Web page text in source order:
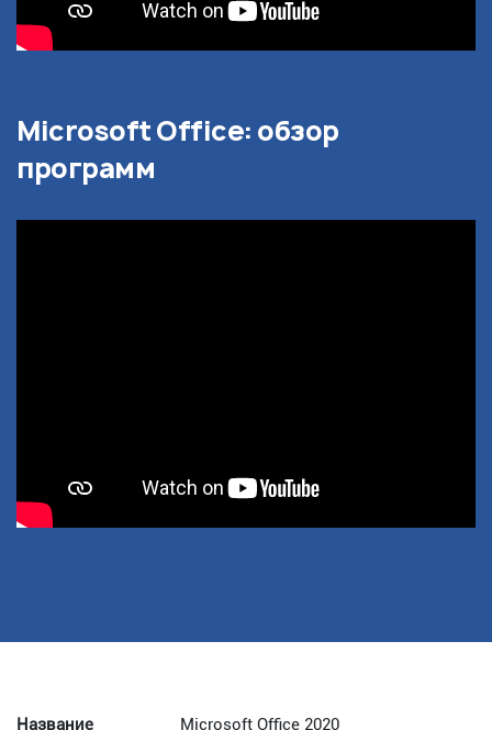
Microsoft Office: обзор
программ
Название Microsoft Office 2020